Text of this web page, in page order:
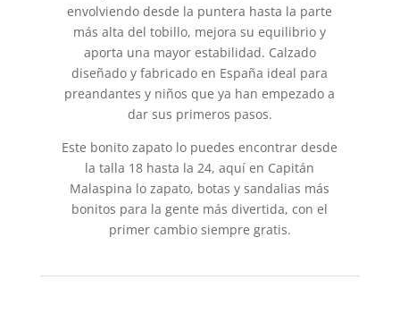
envolviendo desde la puntera hasta la parte
más alta del tobillo, mejora su equilibrio y
aporta una mayor estabilidad. Calzado
diseñado y fabricado en España ideal para
preandantes y niños que ya han empezado a
dar sus primeros pasos.
Este bonito zapato lo puedes encontrar desde
la talla 18 hasta la 24, aquí en Capitán
Malaspina lo zapato, botas y sandalias más
bonitos para la gente más divertida, con el
primer cambio siempre gratis.